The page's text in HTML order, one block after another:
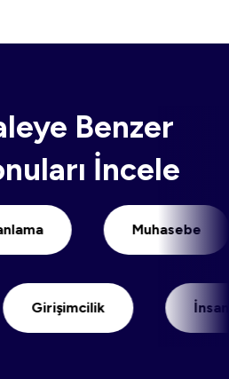
Benzer
İncele
Planlama
Girişimcilik İnsan